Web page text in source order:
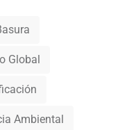
Global
Ambiental